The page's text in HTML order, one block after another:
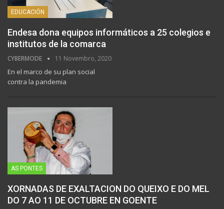
EDUCACIÓN
Endesa dona equipos informáticos a 25 colegios e
institutos de la comarca
CYBERMODE 11 Novembro, 2020
En el marco de su plan social
contra la pandemia
AS PONTES
XORNADAS DE EXALTACION DO QUEIXO E DO MEL
DO 7 AO 11 DE OCTUBRE EN GOENTE